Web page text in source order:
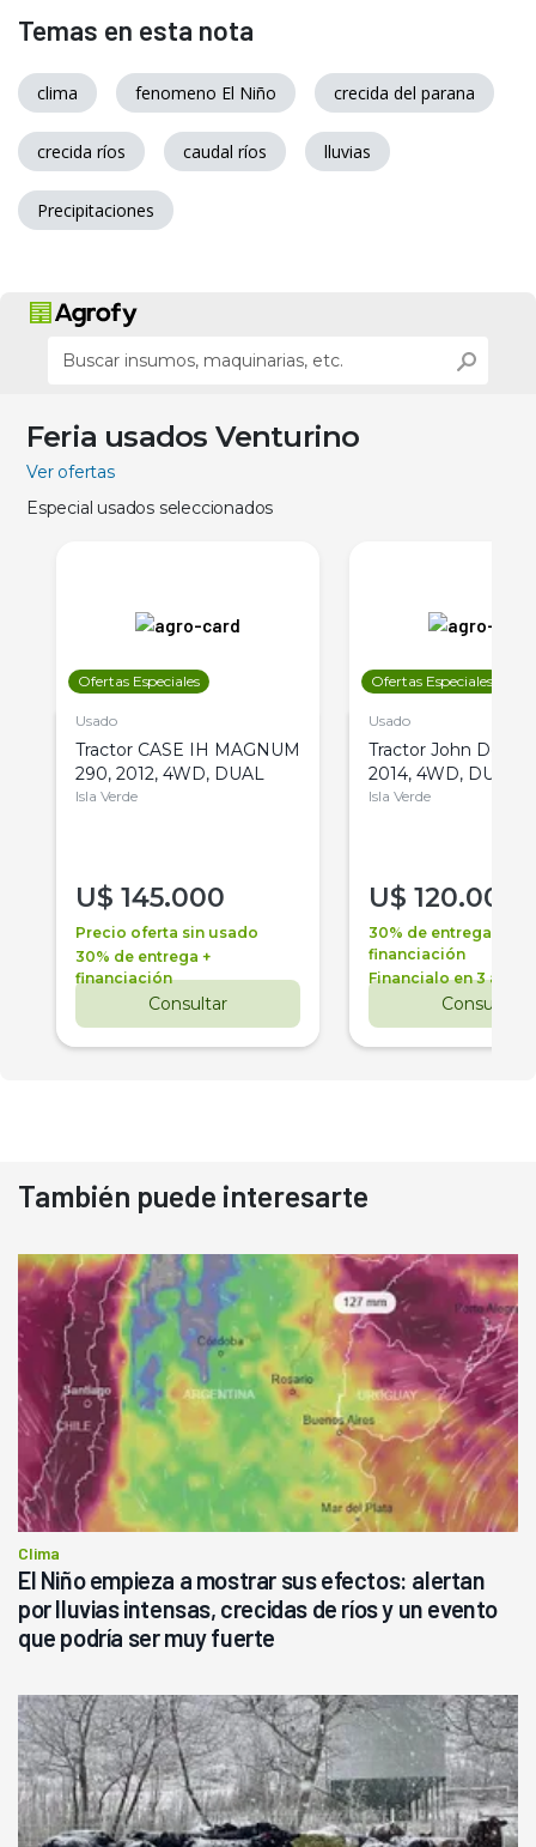
Temas en esta nota
clima fenomeno El Niño crecida del parana
crecida ríos caudal ríos lluvias
Precipitaciones
Feria usados Venturino
Ver ofertas
Especial usados seleccionados
Ofertas Especiales
Usado
Tractor CASE IH MAGNUM
290, 2012, 4WD, DUAL
Isla Verde
U$ 145.000
Precio oferta sin usado
30% de entrega +
financiación
Consultar
Ofertas Especiales
Usado
Tractor John Deere
2014, 4WD, DUAL
Isla Verde
U$ 120.000
30% de entrega +
financiación
Financialo en 3 años
Consultar
También puede interesarte
Clima
El Niño empieza a mostrar sus efectos: alertan
por lluvias intensas, crecidas de ríos y un evento
que podría ser muy fuerte